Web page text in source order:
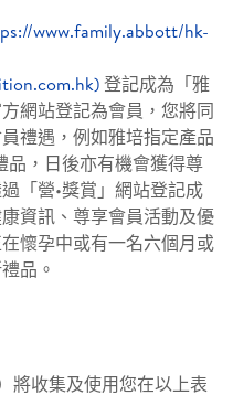
www.family.abbott/hk-
登記成為「雅
網站登記為會員，您將同
禮遇，例如雅培指定產品
，日後亦有機會獲得尊
「營•獎賞」網站登記成
資訊、尊享會員活動及優
懷孕中或有一名六個月或
品。
將收集及使用您在以上表